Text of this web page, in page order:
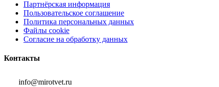
Партнёрская информация
Пользовательское соглашение
Политика персональных данных
Файлы cookie
Согласие на обработку данных
Контакты
info@mirotvet.ru